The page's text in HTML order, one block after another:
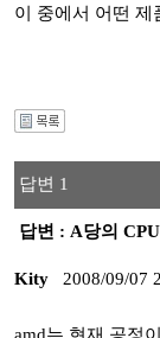
이 중에서 어떤 제
답변 1
답변 : A당의
Kity 2008/09/07